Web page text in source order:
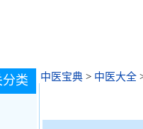
中医宝典 > 中医大全
类